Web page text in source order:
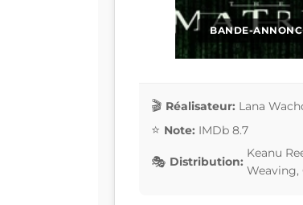
BANDE-
Réalisateur: Lana
Note: IMDb 8.7
Distribution:
Keanu
Weaving,